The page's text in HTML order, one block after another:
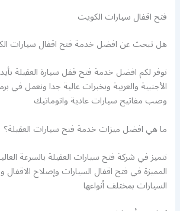
فتح اقفال سيارات الكويت
هل تبحث عن افضل خدمة فتح اقفال سيارات
نوفر لكم افضل خدمة فتح قفل سيارة العقيلة
الأجنبية والعربية وبخبرات عالية جدا ونعمل في
وصب مفاتيح سيارات عادية واتوماتيك
ما هي افضل ميزات خدمة فتح سيارات العقيلة؟
نتميز في شركة فتح سيارات العقيلة بالسرعة
المميزة في فتح اقفال السيارات وإصلاح الاقفال
السيارات بمختلف أنواعها